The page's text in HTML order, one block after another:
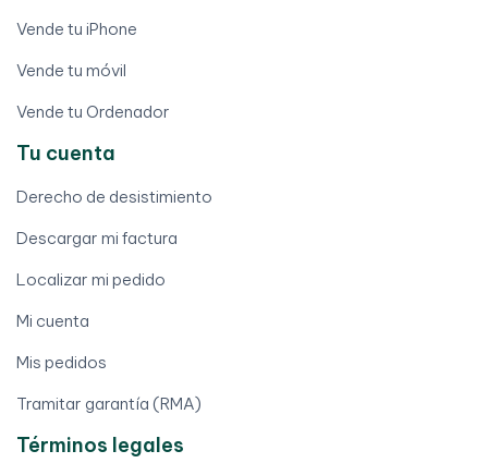
Vende tu iPhone
Vende tu móvil
Vende tu Ordenador
Tu cuenta
Derecho de desistimiento
Descargar mi factura
Localizar mi pedido
Mi cuenta
Mis pedidos
Tramitar garantía (RMA)
Términos legales